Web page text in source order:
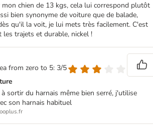
chien de 13 kgs, cela lui correspond plutôt
bien synonyme de voiture que de balade,
qu'il la voit, je lui mets très facilement. C'est
trajets et durable, nickel !
from zero to 5: 3/5
sortir du harnais même bien serré, j'utilise
son harnais habituel